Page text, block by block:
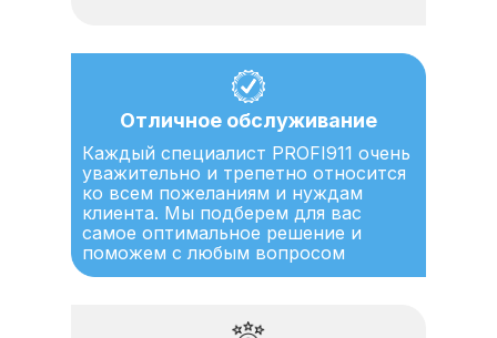
Отличное обслуживание
Каждый специалист PROFI911 очень
уважительно и трепетно относится
ко всем пожеланиям и нуждам
клиента. Мы подберем для вас
самое оптимальное решение и
поможем с любым вопросом